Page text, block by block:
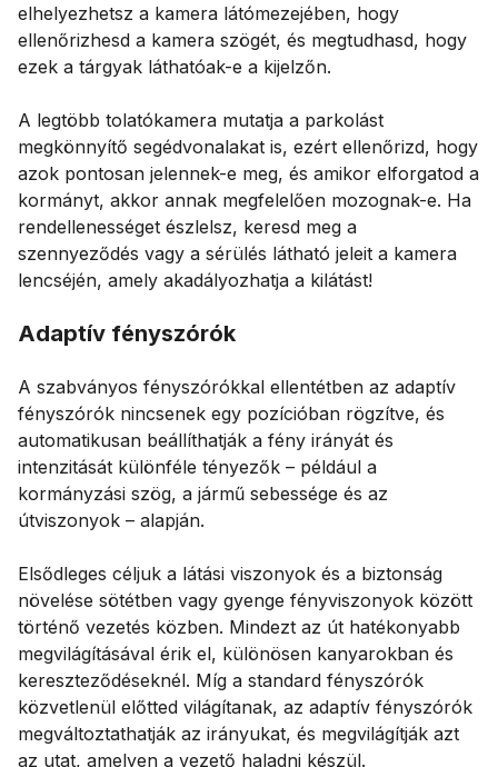
elhelyezhetsz a kamera látómezejében, hogy
ellenőrizhesd a kamera szögét, és megtudhasd, hogy
ezek a tárgyak láthatóak-e a kijelzőn.
A legtöbb tolatókamera mutatja a parkolást
megkönnyítő segédvonalakat is, ezért ellenőrizd, hogy
azok pontosan jelennek-e meg, és amikor elforgatod a
kormányt, akkor annak megfelelően mozognak-e. Ha
rendellenességet észlelsz, keresd meg a
szennyeződés vagy a sérülés látható jeleit a kamera
lencséjén, amely akadályozhatja a kilátást!
Adaptív fényszórók
A szabványos fényszórókkal ellentétben az adaptív
fényszórók nincsenek egy pozícióban rögzítve, és
automatikusan beállíthatják a fény irányát és
intenzitását különféle tényezők – például a
kormányzási szög, a jármű sebessége és az
útviszonyok – alapján.
Elsődleges céljuk a látási viszonyok és a biztonság
növelése sötétben vagy gyenge fényviszonyok között
történő vezetés közben. Mindezt az út hatékonyabb
megvilágításával érik el, különösen kanyarokban és
kereszteződéseknél. Míg a standard fényszórók
közvetlenül előtted világítanak, az adaptív fényszórók
megváltoztathatják az irányukat, és megvilágítják azt
az utat, amelyen a vezető haladni készül.